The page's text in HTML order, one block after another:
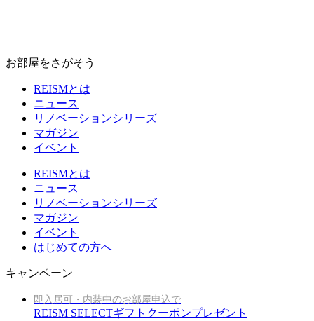
お部屋をさがそう
REISMとは
ニュース
リノベーションシリーズ
マガジン
イベント
REISMとは
ニュース
リノベーションシリーズ
マガジン
イベント
はじめての方へ
キャンペーン
即入居可・内装中のお部屋申込で
REISM SELECTギフトクーポンプレゼント